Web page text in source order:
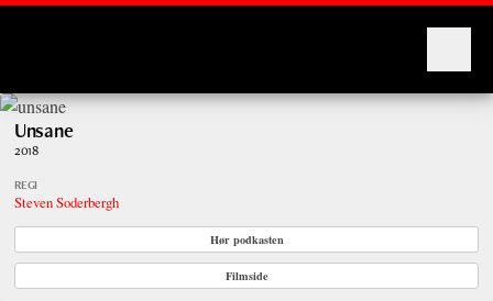
Unsane
2018
REGI
Steven Soderbergh
Hør podkasten
Filmside